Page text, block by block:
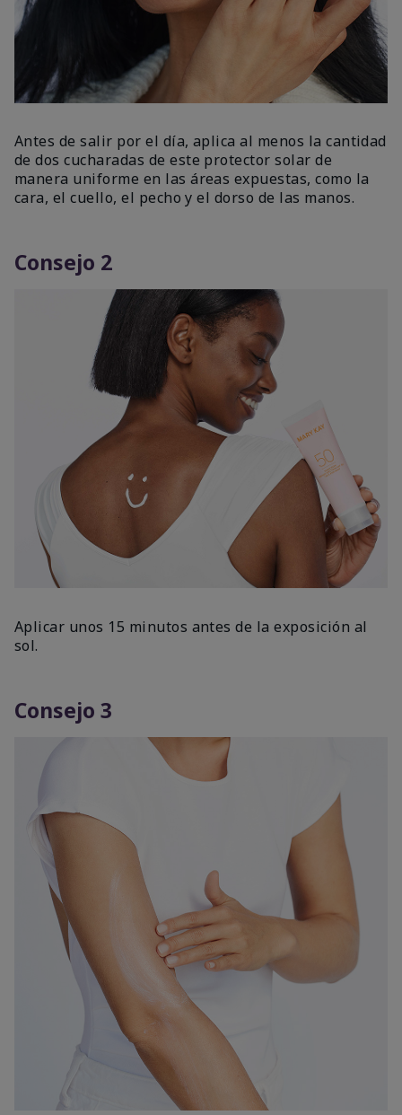
Antes de salir por el día, aplica al menos la cantidad
de dos cucharadas de este protector solar de
manera uniforme en las áreas expuestas, como la
cara, el cuello, el pecho y el dorso de las manos.
Consejo 2
Aplicar unos 15 minutos antes de la exposición al
sol.
Consejo 3